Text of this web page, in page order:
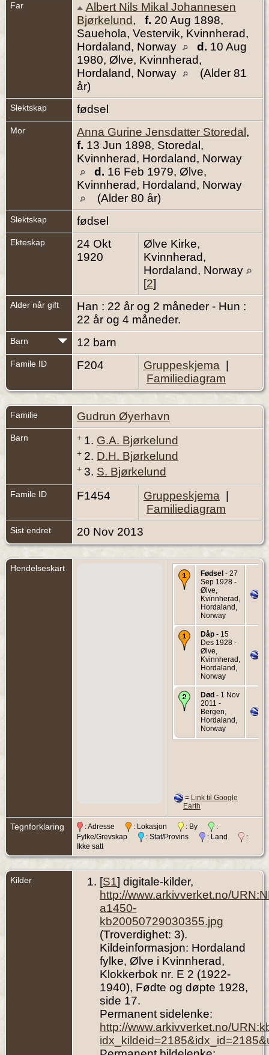
Far
Albert Nils Mikal Johannesen
Bjørkelund, f. 20 Aug 1898,
Sauehola, Vestervik, Kvinnherad,
Hordaland, Norway
d. 10 Aug
1980, Ølve, Kvinnherad,
Hordaland, Norway
(Alder 81
år)
Slektskap fødsel
Mor Anna Gurine Jensdatter Storedal ,
f. 13 Jun 1898, Storedal,
Kvinnherad, Hordaland, Norway
d. 16 Feb 1979, Ølve,
Kvinnherad, Hordaland, Norway
(Alder 80 år)
Slektskap fødsel
Ekteskap
24 Okt
1920
Ølve Kirke,
Kvinnherad,
Hordaland, Norway
[2]
Alder når gift
Han : 22 år og 2 måneder - Hun :
22 år og 4 måneder.
Barn 12 barn
Famile ID F204 Gruppeskjema
Familiediagram
Familie Gudrun Øyerhavn
Barn + 1. G.A. Bjørkelund
+ 2. D.H. Bjørkelund
+ 3. S. Bjørkelund
Famile ID F1454 Gruppeskjema
Familiediagram
Sist endret 20 Nov 2013
Hendelseskart
Fødsel - 27
Sep 1928 -
Ølve,
Kvinnherad,
Hordaland,
Norway
Dåp - 15
Des 1928 -
Ølve,
Kvinnherad,
Hordaland,
Norway
Død - 1 Nov
2011 -
Bergen,
Hordaland,
Norway
= Link til Google
Earth
Tegnforklaring : Adresse : Lokasjon : By
:
Fylke/Grevskap
: Stat/Provins : Land
:
Ikke satt
Kilder [S1] digitale-kilder,
http://www.arkivverket.no/
a1450-
kb20050729030355.jpg
(Troverdighet: 3).
Kildeinformasjon: Hordaland
fylke, Ølve i Kvinnherad,
Klokkerbok nr. E 2 (1922-
1940), Fødte og døpte 1928,
side 17.
Permanent sidelenke:
http://www.arkivverket.no/